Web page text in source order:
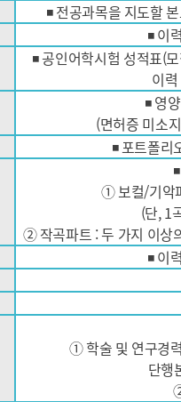
◾ 전공과목을 지도할
◾ 이
◾ 공인어학시험 성적표(
이
◾ 영
(면허증 미소
◾ 포트폴
① 보컬/기악
(단, 1
② 작곡파트 : 두 가지 이상
◾ 이
① 학술 및 연구경
단행